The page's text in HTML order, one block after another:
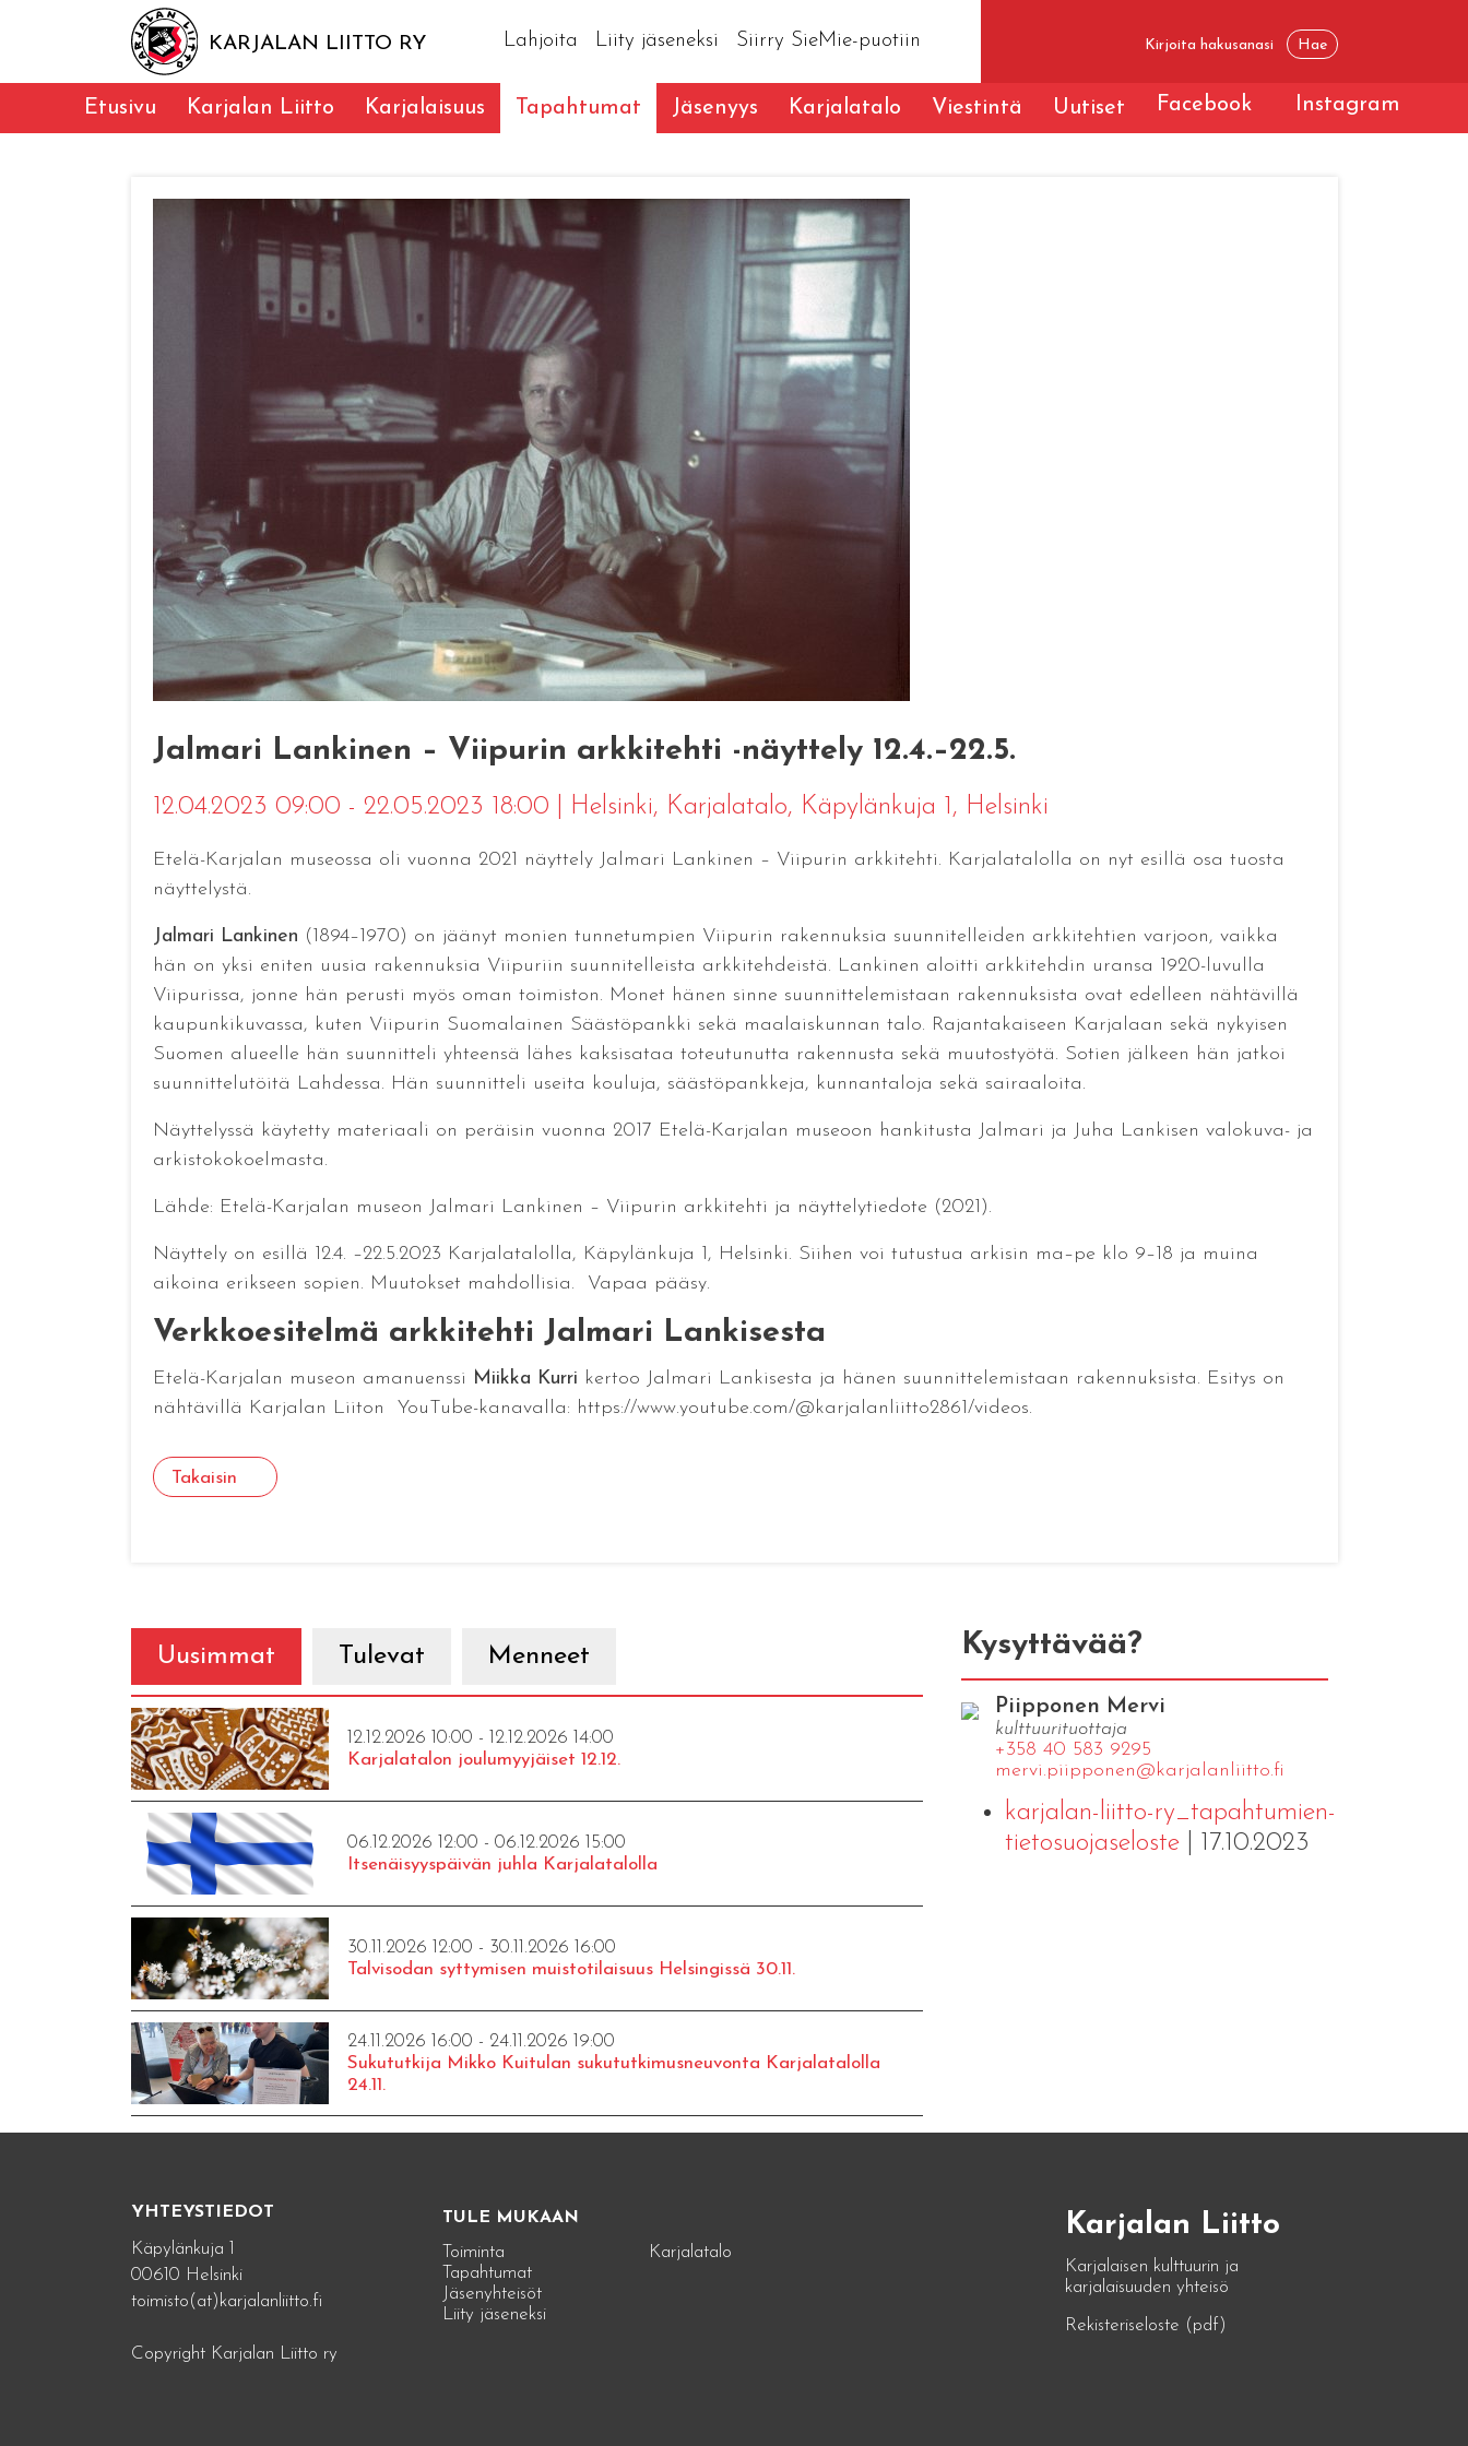
KARJALAN LIITTO RY Lahjoita Liity jäseneksi Siirry SieMie-puotiin
Etusivu Karjalan Liitto Karjalaisuus Tapahtumat Jäsenyys Karjalatalo Viestintä Uutiset Facebook Instagram
Jalmari Lankinen – Viipurin arkkitehti -näyttely 12.4.–22.5.
12.04.2023 09:00 - 22.05.2023 18:00 Helsinki, Karjalatalo, Käpylänkuja 1, Helsinki
Etelä-Karjalan museossa oli vuonna 2021 näyttely Jalmari Lankinen – Viipurin arkkitehti. Karjalatalolla on nyt esillä osa tuosta
näyttelystä.
Jalmari Lankinen (1894–1970) on jäänyt monien tunnetumpien Viipurin rakennuksia suunnitelleiden arkkitehtien varjoon, vaikka
hän on yksi eniten uusia rakennuksia Viipuriin suunnitelleista arkkitehdeistä. Lankinen aloitti arkkitehdin uransa 1920-luvulla
Viipurissa, jonne hän perusti myös oman toimiston. Monet hänen sinne suunnittelemistaan rakennuksista ovat edelleen nähtävillä
kaupunkikuvassa, kuten Viipurin Suomalainen Säästöpankki sekä maalaiskunnan talo. Rajantakaiseen Karjalaan sekä nykyisen
Suomen alueelle hän suunnitteli yhteensä lähes kaksisataa toteutunutta rakennusta sekä muutostyötä. Sotien jälkeen hän jatkoi
suunnittelutöitä Lahdessa. Hän suunnitteli useita kouluja, säästöpankkeja, kunnantaloja sekä sairaaloita.
Näyttelyssä käytetty materiaali on peräisin vuonna 2017 Etelä-Karjalan museoon hankitusta Jalmari ja Juha Lankisen valokuva- ja
arkistokokoelmasta.
Lähde: Etelä-Karjalan museon Jalmari Lankinen – Viipurin arkkitehti ja näyttelytiedote (2021).
Näyttely on esillä 12.4. –22.5.2023 Karjalatalolla, Käpylänkuja 1, Helsinki. Siihen voi tutustua arkisin ma–pe klo 9–18 ja muina
aikoina erikseen sopien. Muutokset mahdollisia. Vapaa pääsy.
Verkkoesitelmä arkkitehti Jalmari Lankisesta
Etelä-Karjalan museon amanuenssi Miikka Kurri kertoo Jalmari Lankisesta ja hänen suunnittelemistaan rakennuksista. Esitys on
nähtävillä Karjalan Liiton YouTube-kanavalla: https://www.youtube.com/@karjalanliitto2861/videos.
Takaisin
Uusimmat Tulevat Menneet
12.12.2026 10:00 - 12.12.2026 14:00
Karjalatalon joulumyyjäiset 12.12.
06.12.2026 12:00 - 06.12.2026 15:00
Itsenäisyyspäivän juhla Karjalatalolla
30.11.2026 12:00 - 30.11.2026 16:00
Talvisodan syttymisen muistotilaisuus Helsingissä 30.11.
24.11.2026 16:00 - 24.11.2026 19:00
Sukututkija Mikko Kuitulan sukututkimusneuvonta Karjalatalolla
24.11.
Kysyttävää?
Piipponen Mervi
kulttuurituottaja
+358 40 583 9295
mervi.​piipponen@​kar​jala​nlii​tto.​fi
karjalan-liitto-ry_tapahtumien-
tietosuojaseloste| 17.10.2023
YHTEYSTIEDOT
Käpylänkuja 1
00610 Helsinki
toimisto(at)karjalanliitto.fi
Copyright Karjalan Liitto ry
TULE MUKAAN
Toiminta
Tapahtumat
Jäsenyhteisöt
Liity jäseneksi
Karjalatalo
Karjalan Liitto
Karjalaisen kulttuurin ja
karjalaisuuden yhteisö
Rekisteriseloste (pdf)